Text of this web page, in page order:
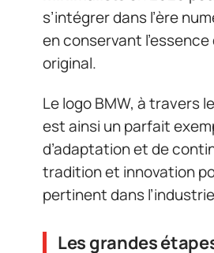
s’intégrer dans l’ère
en conservant
original.
Le logo BMW, à travers
est ainsi un parfait
d’adaptation et de
tradition et innovation
pertinent dans
Les grandes